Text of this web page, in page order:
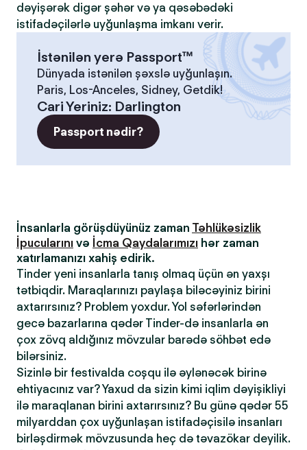
dəyişərək digər şəhər və ya qəsəbədəki
istifadəçilərlə uyğunlaşma imkanı verir.
İstənilən yerə Passport™
Dünyada istənilən şəxslə uyğunlaşın.
Paris, Los-Anceles, Sidney, Getdik!
Cari Yeriniz: Darlington
Passport nədir?
İnsanlarla görüşdüyünüz zaman Təhlükəsizlik
İpucularını və İcma Qaydalarımızı hər zaman
xatırlamanızı xahiş edirik.
Tinder yeni insanlarla tanış olmaq üçün ən yaxşı
tətbiqdir. Maraqlarınızı paylaşa biləcəyiniz birini
axtarırsınız? Problem yoxdur. Yol səfərlərindən
gecə bazarlarına qədər Tinder-də insanlarla ən
çox zövq aldığınız mövzular barədə söhbət edə
bilərsiniz.
Sizinlə bir festivalda coşqu ilə əylənəcək birinə
ehtiyacınız var? Yaxud da sizin kimi iqlim dəyişikliyi
ilə maraqlanan birini axtarırsınız? Bu günə qədər 55
milyarddan çox uyğunlaşan istifadəçisilə insanları
birləşdirmək mövzusunda heç də təvazökar deyilik.